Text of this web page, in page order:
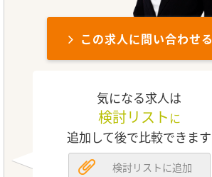
この求人に問い合わせる
気になる求人は
検討リスト に
追加して後で比較できます
検討リストに追加